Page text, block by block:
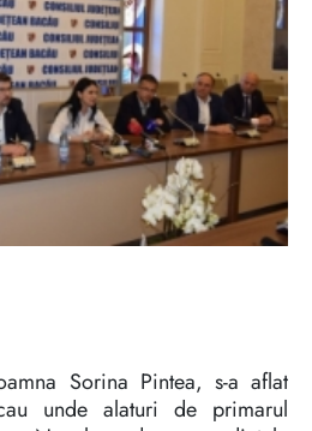
Sorina Pintea, s-a aflat
unde alaturi de primarul